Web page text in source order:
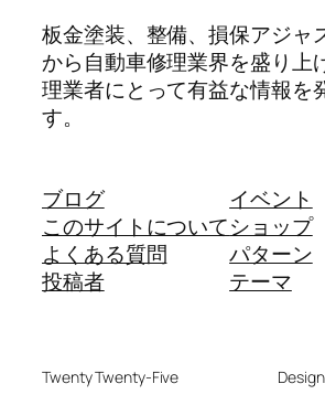
板金塗装、整備、損保アジャ
から自動車修理業界を盛り上
理業者にとって有益な情報を
す。
ブログ
このサイトについて
よくある質問
投稿者
イベント
ショップ
パターン
テーマ
Twenty Twenty-Five